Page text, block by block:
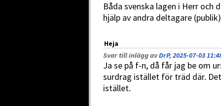
Båda svenska lagen i Herr och
hjälp av andra deltagare (publik)
Heja
Svar till inlägg avDrP, 2025-07-03
Ja se på f-n, då får jag be om
surdrag istället för träd där.
istället.